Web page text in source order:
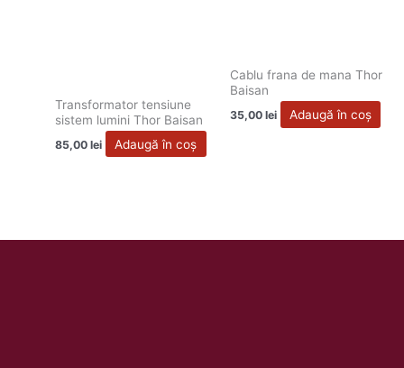
Transformator tensiune
sistem lumini Thor Baisan
85,00lei Adaugă în coș
Cablu frana de mana Thor
Baisan
35,00 lei Adaugă în coș